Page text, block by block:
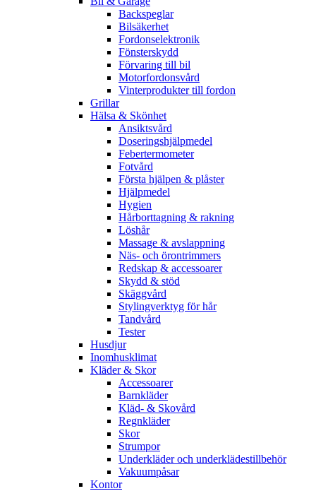
Backspeglar
Bilsäkerhet
Fordonselektronik
Fönsterskydd
Förvaring till bil
Motorfordonsvård
Vinterprodukter till fordon
Grillar
Hälsa & Skönhet
Ansiktsvård
Doseringshjälpmedel
Febertermometer
Fotvård
Första hjälpen & plåster
Hjälpmedel
Hygien
Hårborttagning & rakning
Löshår
Massage & avslappning
Näs- och örontrimmers
Redskap & accessoarer
Skydd & stöd
Skäggvård
Stylingverktyg för hår
Tandvård
Tester
Husdjur
Inomhusklimat
Kläder & Skor
Accessoarer
Barnkläder
Kläd- & Skovård
Regnkläder
Skor
Strumpor
Underkläder och underklädestillbehör
Vakuumpåsar
Kontor